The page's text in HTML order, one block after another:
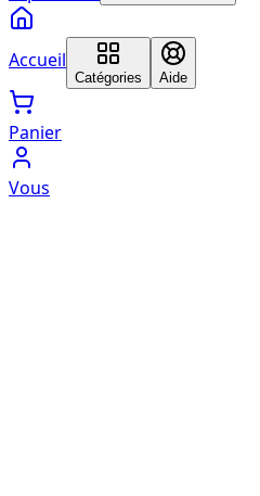
Accueil
Catégories Aide
Panier
Vous